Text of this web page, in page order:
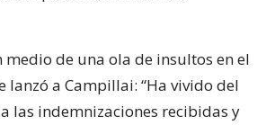
medio de una ola de insultos en el
lanzó a Campillai: “Ha vivido del
las indemnizaciones recibidas y